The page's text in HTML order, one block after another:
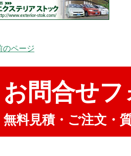
のページ
お問合せ
無料見積・ご注文・